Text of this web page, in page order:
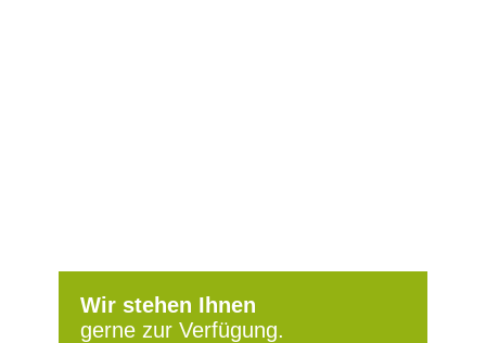
Wir stehen Ihnen
gerne zur Verfügung.